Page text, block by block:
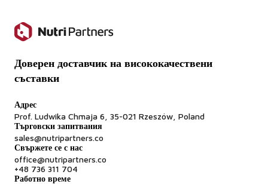
Доверен доставчик на висококачествени
съставки
Адрес
Prof. Ludwika Chmaja 6, 35-021 Rzeszów, Poland
Търговски запитвания
sales@nutripartners.co
Свържете се с нас
office@nutripartners.co
+48 736 311 704
Работно време